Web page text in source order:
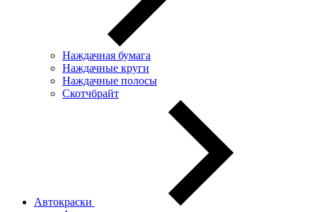
Наждачная бумага
Наждачные круги
Наждачные полосы
Скотчбрайт
Автокраски